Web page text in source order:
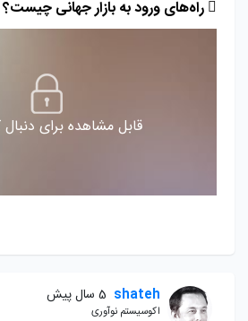
 راه‌های ورود به بازار جهانی چیست؟
قابل مشاهده برای دنبال
shateh 5 سال پیش
اکوسیستم نوآوری